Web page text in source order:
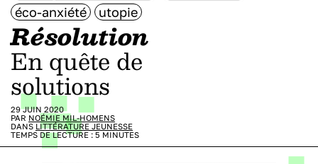
éco-anxiété
utopie
Résolution
En quête de
solutions
29 JUIN 2020
PAR NOÉMIE MIL-HOMENS
DANS LITTÉRATURE JEUNESSE
TEMPS DE LECTURE : 5 MINUTES